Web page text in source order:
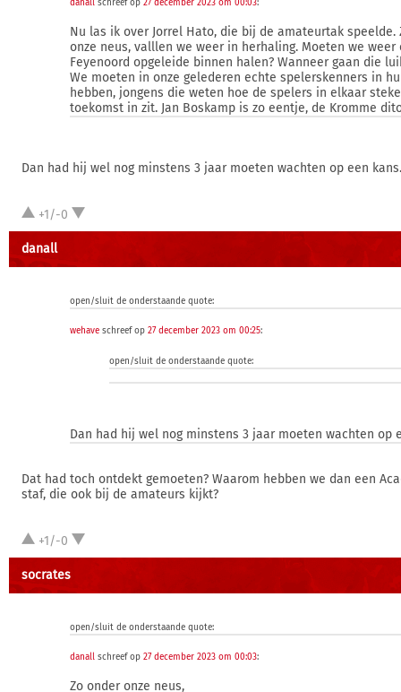
danall schreef op27 december 2023 om 00:03:
Nu las ik over Jorrel Hato, die bij de amateurtak speelde.
onze neus, valllen we weer in herhaling. Moeten we weer
Feyenoord opgeleide binnen halen? Wanneer gaan die
We moeten in onze gelederen echte spelerskenners in
hebben, jongens die weten hoe de spelers in elkaar
toekomst in zit. Jan Boskamp is zo eentje, de Kromme
Dan had hij wel nog minstens 3 jaar moeten wachten op een kans.
+1/-0
danall
open/sluit de onderstaande quote:
wehave schreef op27 december 2023 om 00:25:
open/sluit de onderstaande quote:
Dan had hij wel nog minstens 3 jaar moeten wachten op
Dat had toch ontdekt gemoeten? Waarom hebben we dan een
staf, die ook bij de amateurs kijkt?
+1/-0
socrates
open/sluit de onderstaande quote:
danall schreef op27 december 2023 om 00:03:
Zo onder onze neus,